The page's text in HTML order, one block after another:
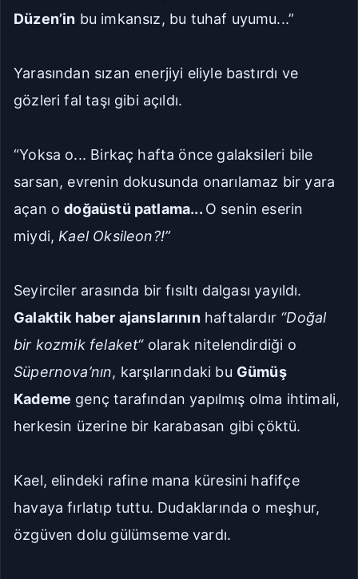
Düzen’in bu imkansız, bu tuhaf uyumu...”
Yarasından sızan enerjiyi eliyle bastırdı ve
gözleri fal taşı gibi açıldı.
“Yoksa o... Birkaç hafta önce galaksileri bile
sarsan, evrenin dokusunda onarılamaz bir yara
açan odoğaüstü patlama... O senin eserin
miydi, Kael Oksileon?!”
Seyirciler arasında bir fısıltı dalgası yayıldı.
Galaktik haber ajanslarınınhaftalardır “Doğal
bir kozmik felaket“olarak nitelendirdiği o
Süpernova’nın, karşılarındaki bu Gümüş
Kademe genç tarafından yapılmış olma ihtimali,
herkesin üzerine bir karabasan gibi çöktü.
Kael, elindeki rafine mana küresini hafifçe
havaya fırlatıp tuttu. Dudaklarında o meşhur,
özgüven dolu gülümseme vardı.